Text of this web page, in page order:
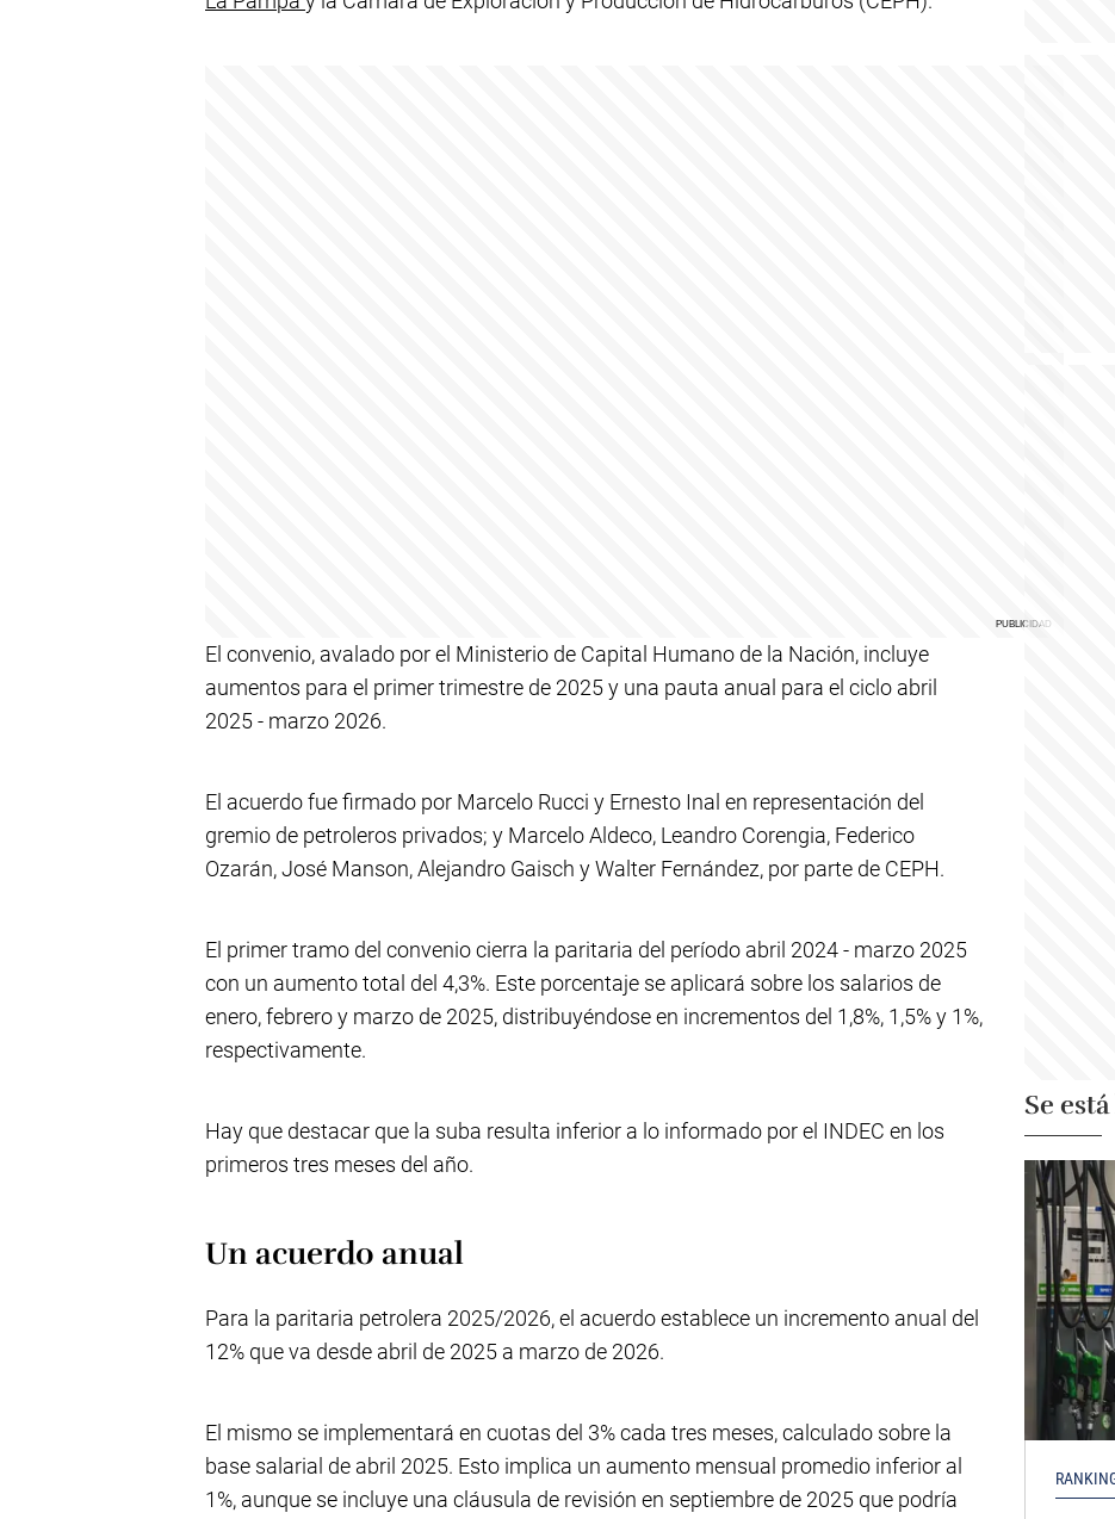
El convenio, avalado por el Ministerio de Capital Humano de la Nación, incluye
aumentos para el primer trimestre de 2025 y una pauta anual para el ciclo abril
2025 - marzo 2026.
El acuerdo fue firmado por Marcelo Rucci y Ernesto Inal en representación del
gremio de petroleros privados; y Marcelo Aldeco, Leandro Corengia, Federico
Ozarán, José Manson, Alejandro Gaisch y Walter Fernández, por parte de CEPH.
El primer tramo del convenio cierra la paritaria del período abril 2024 - marzo 2025
con un aumento total del 4,3%. Este porcentaje se aplicará sobre los salarios de
enero, febrero y marzo de 2025, distribuyéndose en incrementos del 1,8%, 1,5% y 1%,
respectivamente.
Hay que destacar que la suba resulta inferior a lo informado por el INDEC en los
primeros tres meses del año.
Un acuerdo anual
Para la paritaria petrolera 2025/2026, el acuerdo establece un incremento anual del
12% que va desde abril de 2025 a marzo de 2026.
El mismo se implementará en cuotas del 3% cada tres meses, calculado sobre la
base salarial de abril 2025. Esto implica un aumento mensual promedio inferior al
1%, aunque se incluye una cláusula de revisión en septiembre de 2025 que podría
Se